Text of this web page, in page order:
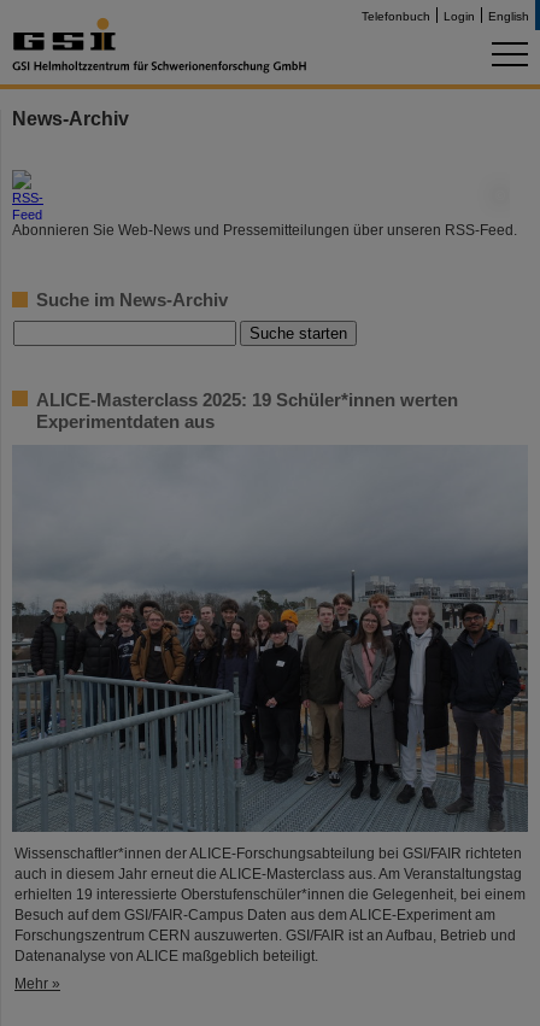
Telefonbuch Login English
News-Archiv
Abonnieren Sie Web-News und Pressemitteilungen über unseren RSS-Feed.
Suche im News-Archiv
ALICE-Masterclass 2025: 19 Schüler*innen werten
Experimentdaten aus
Wissenschaftler*innen der ALICE-Forschungsabteilung bei GSI/FAIR richteten
auch in diesem Jahr erneut die ALICE-Masterclass aus. Am Veranstaltungstag
erhielten 19 interessierte Oberstufenschüler*innen die Gelegenheit, bei einem
Besuch auf dem GSI/FAIR-Campus Daten aus dem ALICE-Experiment am
Forschungszentrum CERN auszuwerten. GSI/FAIR ist an Aufbau, Betrieb und
Datenanalyse von ALICE maßgeblich beteiligt.
Mehr »